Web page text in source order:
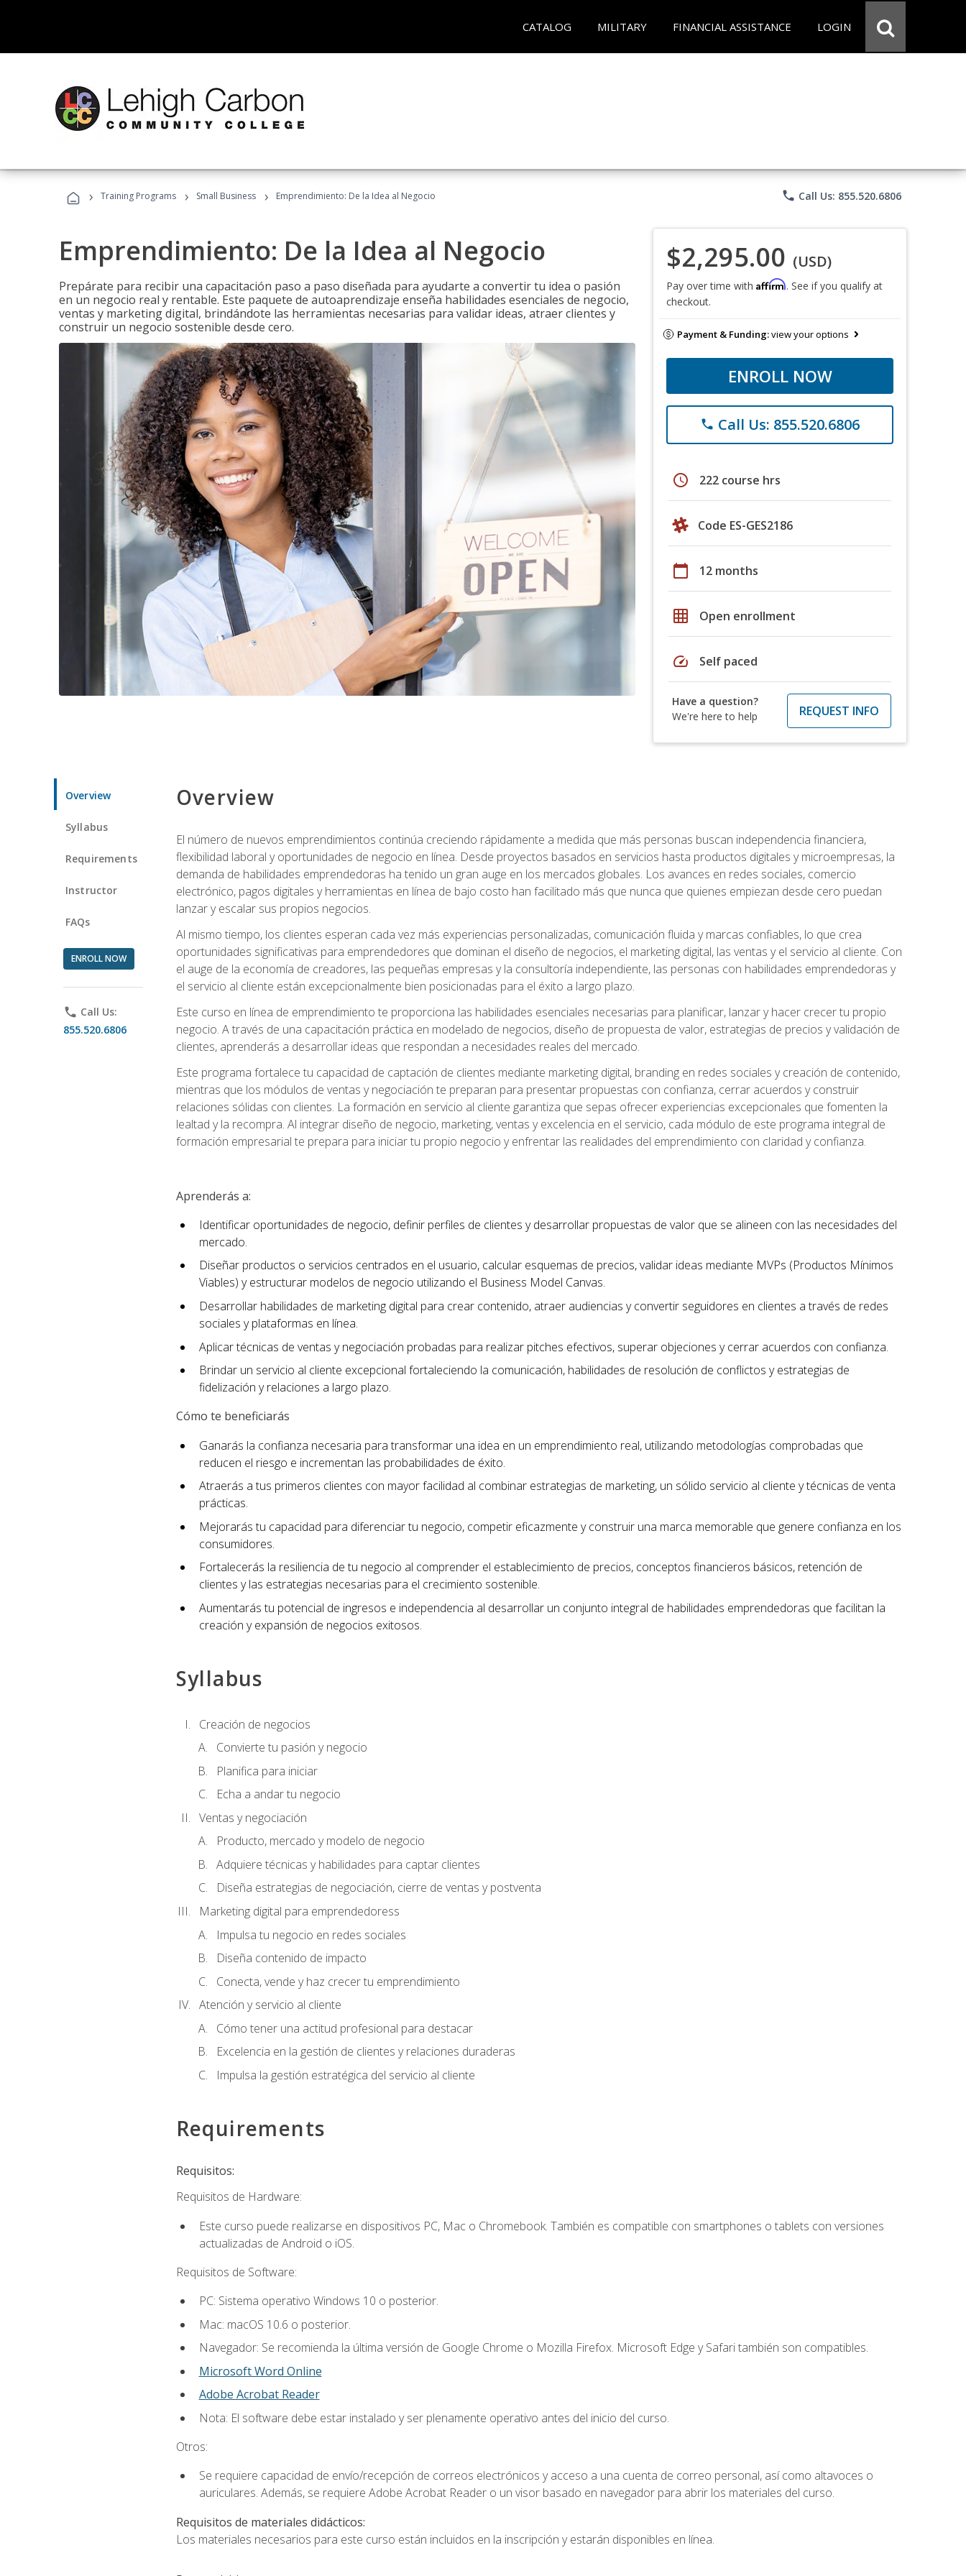
CATALOG MILITARY FINANCIAL ASSISTANCE LOGIN
› Training Programs › Small Business › Emprendimiento: De la Idea al Negocio phone Call Us: 855.520.6806
Emprendimiento: De la Idea al Negocio
Prepárate para recibir una capacitación paso a paso diseñada para ayudarte a convertir tu idea o pasión
en un negocio real y rentable. Este paquete de autoaprendizaje enseña habilidades esenciales de negocio,
ventas y marketing digital, brindándote las herramientas necesarias para validar ideas, atraer clientes y
construir un negocio sostenible desde cero.
$2,295.00 (USD)
Pay over time with Affirm. See if you qualify at
checkout.
Payment & Funding:view your options
ENROLL NOW
phone Call Us: 855.520.6806
schedule 222 course hrs
Code ES-GES2186
calendar_today 12 months
grid_on Open enrollment
speed Self paced
Have a question?
We're here to help
REQUEST INFO
Overview
Syllabus
Requirements
Instructor
FAQs
ENROLL NOW
phone Call Us:
855.520.6806
Overview
El número de nuevos emprendimientos continúa creciendo rápidamente a medida que más personas buscan independencia financiera,
flexibilidad laboral y oportunidades de negocio en línea. Desde proyectos basados en servicios hasta productos digitales y microempresas, la
demanda de habilidades emprendedoras ha tenido un gran auge en los mercados globales. Los avances en redes sociales, comercio
electrónico, pagos digitales y herramientas en línea de bajo costo han facilitado más que nunca que quienes empiezan desde cero puedan
lanzar y escalar sus propios negocios.
Al mismo tiempo, los clientes esperan cada vez más experiencias personalizadas, comunicación fluida y marcas confiables, lo que crea
oportunidades significativas para emprendedores que dominan el diseño de negocios, el marketing digital, las ventas y el servicio al cliente. Con
el auge de la economía de creadores, las pequeñas empresas y la consultoría independiente, las personas con habilidades emprendedoras y
el servicio al cliente están excepcionalmente bien posicionadas para el éxito a largo plazo.
Este curso en línea de emprendimiento te proporciona las habilidades esenciales necesarias para planificar, lanzar y hacer crecer tu propio
negocio. A través de una capacitación práctica en modelado de negocios, diseño de propuesta de valor, estrategias de precios y validación de
clientes, aprenderás a desarrollar ideas que respondan a necesidades reales del mercado.
Este programa fortalece tu capacidad de captación de clientes mediante marketing digital, branding en redes sociales y creación de contenido,
mientras que los módulos de ventas y negociación te preparan para presentar propuestas con confianza, cerrar acuerdos y construir
relaciones sólidas con clientes. La formación en servicio al cliente garantiza que sepas ofrecer experiencias excepcionales que fomenten la
lealtad y la recompra. Al integrar diseño de negocio, marketing, ventas y excelencia en el servicio, cada módulo de este programa integral de
formación empresarial te prepara para iniciar tu propio negocio y enfrentar las realidades del emprendimiento con claridad y confianza.
Aprenderás a:
Identificar oportunidades de negocio, definir perfiles de clientes y desarrollar propuestas de valor que se alineen con las necesidades del
mercado.
Diseñar productos o servicios centrados en el usuario, calcular esquemas de precios, validar ideas mediante MVPs (Productos Mínimos
Viables) y estructurar modelos de negocio utilizando el Business Model Canvas.
Desarrollar habilidades de marketing digital para crear contenido, atraer audiencias y convertir seguidores en clientes a través de redes
sociales y plataformas en línea.
Aplicar técnicas de ventas y negociación probadas para realizar pitches efectivos, superar objeciones y cerrar acuerdos con confianza.
Brindar un servicio al cliente excepcional fortaleciendo la comunicación, habilidades de resolución de conflictos y estrategias de
fidelización y relaciones a largo plazo.
Cómo te beneficiarás
Ganarás la confianza necesaria para transformar una idea en un emprendimiento real, utilizando metodologías comprobadas que
reducen el riesgo e incrementan las probabilidades de éxito.
Atraerás a tus primeros clientes con mayor facilidad al combinar estrategias de marketing, un sólido servicio al cliente y técnicas de venta
prácticas.
Mejorarás tu capacidad para diferenciar tu negocio, competir eficazmente y construir una marca memorable que genere confianza en los
consumidores.
Fortalecerás la resiliencia de tu negocio al comprender el establecimiento de precios, conceptos financieros básicos, retención de
clientes y las estrategias necesarias para el crecimiento sostenible.
Aumentarás tu potencial de ingresos e independencia al desarrollar un conjunto integral de habilidades emprendedoras que facilitan la
creación y expansión de negocios exitosos.
Syllabus
Creación de negocios
Convierte tu pasión y negocio
Planifica para iniciar
Echa a andar tu negocio
Ventas y negociación
Producto, mercado y modelo de negocio
Adquiere técnicas y habilidades para captar clientes
Diseña estrategias de negociación, cierre de ventas y postventa
Marketing digital para emprendedoress
Impulsa tu negocio en redes sociales
Diseña contenido de impacto
Conecta, vende y haz crecer tu emprendimiento
Atención y servicio al cliente
Cómo tener una actitud profesional para destacar
Excelencia en la gestión de clientes y relaciones duraderas
Impulsa la gestión estratégica del servicio al cliente
Requirements
Requisitos:
Requisitos de Hardware:
Este curso puede realizarse en dispositivos PC, Mac o Chromebook. También es compatible con smartphones o tablets con versiones
actualizadas de Android o iOS.
Requisitos de Software:
PC: Sistema operativo Windows 10 o posterior.
Mac: macOS 10.6 o posterior.
Navegador: Se recomienda la última versión de Google Chrome o Mozilla Firefox. Microsoft Edge y Safari también son compatibles.
Microsoft Word Online
Adobe Acrobat Reader
Nota: El software debe estar instalado y ser plenamente operativo antes del inicio del curso.
Otros:
Se requiere capacidad de envío/recepción de correos electrónicos y acceso a una cuenta de correo personal, así como altavoces o
auriculares. Además, se requiere Adobe Acrobat Reader o un visor basado en navegador para abrir los materiales del curso.
Requisitos de materiales didácticos:
Los materiales necesarios para este curso están incluidos en la inscripción y estarán disponibles en línea.